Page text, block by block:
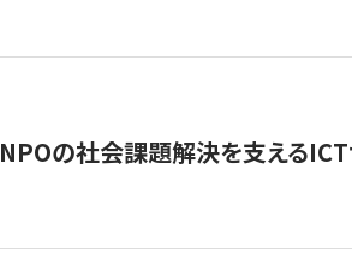
NPOの社会課題解決を支える